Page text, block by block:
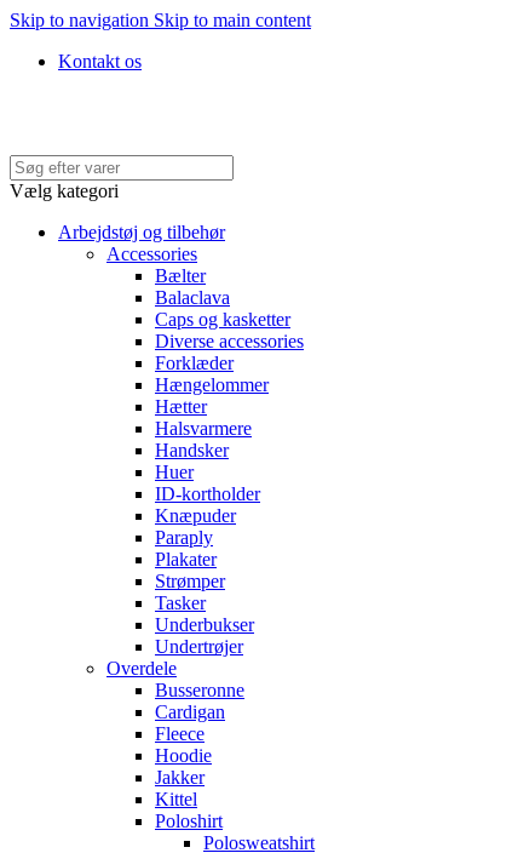
Skip to navigation Skip to main content
Kontakt os
Vælg kategori
Arbejdstøj og tilbehør
Accessories
Bælter
Balaclava
Caps og kasketter
Diverse accessories
Forklæder
Hængelommer
Hætter
Halsvarmere
Handsker
Huer
ID-kortholder
Knæpuder
Paraply
Plakater
Strømper
Tasker
Underbukser
Undertrøjer
Overdele
Busseronne
Cardigan
Fleece
Hoodie
Jakker
Kittel
Poloshirt
Polosweatshirt